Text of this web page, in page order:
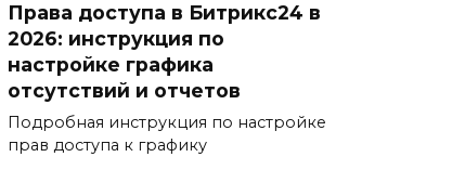
Права доступа в Битрикс24 в
2026: инструкция по
настройке графика
отсутствий и отчетов
Подробная инструкция по настройке
прав доступа к графику